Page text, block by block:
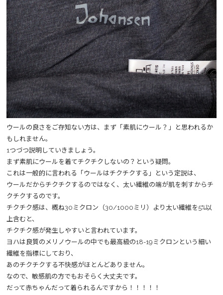
ウールの良さをご存知ない方は、まず「素肌にウール？」と思われるか
もしれません。
1つづつ説明していきましょう。
まず素肌にウールを着てチクチクしないの？という疑問。
これは一般的に言われる「ウールはチクチクする」という定説は、
ウールだからチクチクするのではなく、太い繊維の端が肌を刺すからチ
クチクするのです。
チクチク感は、概ね30ミクロン（30/1000ミリ）より太い繊維を5%以
上含むと、
チクチク感が発生しやすいと言われています。
ヨハは良質のメリノウールの中でも最高級の18-19ミクロンという細い
繊維を指標にしており、
あのチクチクする不快感がほとんどありません。
なので、敏感肌の方でもおそらく大丈夫です。
だって赤ちゃんだって着られるんですから！！！！！